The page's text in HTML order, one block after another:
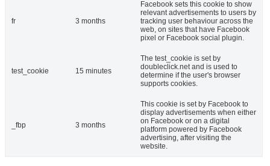
fr 3 months
Facebook sets this cookie to show
relevant advertisements to users by
tracking user behaviour across the
web, on sites that have Facebook
pixel or Facebook social plugin.
test_cookie 15 minutes
The test_cookie is set by
doubleclick.net and is used to
determine if the user's browser
supports cookies.
_fbp 3 months
This cookie is set by Facebook to
display advertisements when either
on Facebook or on a digital
platform powered by Facebook
advertising, after visiting the
website.